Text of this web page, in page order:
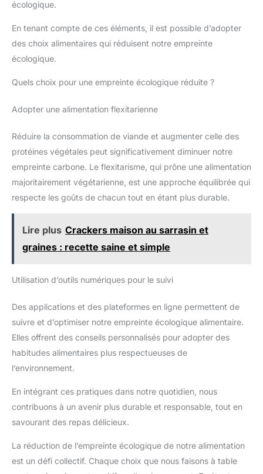
écologique.
En tenant compte de ces éléments, il est possible d’adopter
des choix alimentaires qui réduisent notre empreinte
écologique.
Quels choix pour une empreinte écologique réduite ?
Adopter une alimentation flexitarienne
Réduire la consommation de viande et augmenter celle des
protéines végétales peut significativement diminuer notre
empreinte carbone. Le flexitarisme, qui prône une alimentation
majoritairement végétarienne, est une approche équilibrée qui
respecte les goûts de chacun tout en étant plus durable.
Lire plus Crackers maison au sarrasin et
graines : recette saine et simple
Utilisation d’outils numériques pour le suivi
Des applications et des plateformes en ligne permettent de
suivre et d’optimiser notre empreinte écologique alimentaire.
Elles offrent des conseils personnalisés pour adopter des
habitudes alimentaires plus respectueuses de
l’environnement.
En intégrant ces pratiques dans notre quotidien, nous
contribuons à un avenir plus durable et responsable, tout en
savourant des repas délicieux.
La réduction de l’empreinte écologique de notre alimentation
est un défi collectif. Chaque choix que nous faisons à table